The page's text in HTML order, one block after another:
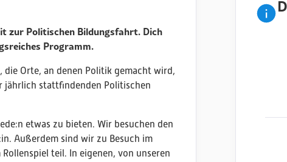
zur Politischen Bildungsfahrt. Dich
Programm.
die Orte, an denen Politik gemacht wird,
jährlich stattfindenden Politischen
etwas zu bieten. Wir besuchen den
Außerdem sind wir zu Besuch im
teil. In eigenen, von unseren